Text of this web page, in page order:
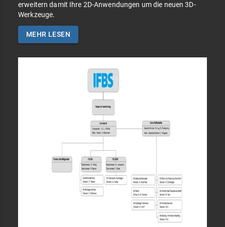
erweitern damit Ihre 2D-Anwendungen um die neuen 3D-
Werkzeuge.
MEHR LESEN